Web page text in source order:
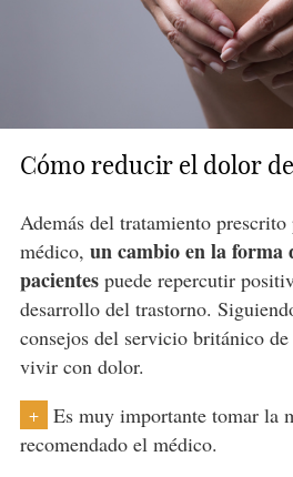
Cómo reducir el dolor
Además del tratamiento
médico, un cambio en la forma
pacientespuede repercutir
desarrollo del trastorno.
consejos del servicio británico
vivir con dolor.
+
Es muy importante tomar la
recomendado el médico.